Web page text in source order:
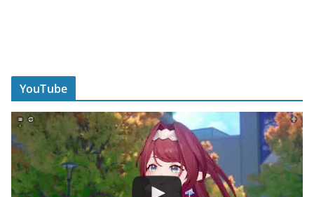
YouTube